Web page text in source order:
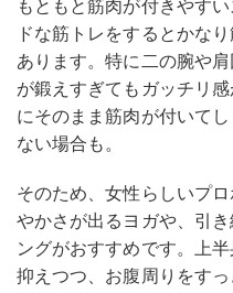
もともと筋肉が付きやす
ドな筋トレをするとかな
あります。特に二の腕や
が鍛えすぎてもガッチリ
にそのまま筋肉が付いて
ない場合も。
そのため、女性らしいプ
やかさが出るヨガや、引
ングがおすすめです。上
抑えつつ、お腹周りをす